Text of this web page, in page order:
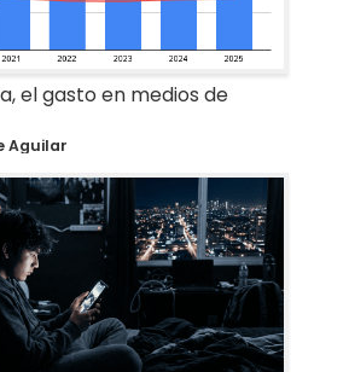
el gasto en medios de
Aguilar